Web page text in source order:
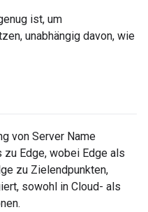
ist, um
unabhängig davon, wie
von Server Name
Edge, wobei Edge als
zu Zielendpunkten,
sowohl in Cloud- als